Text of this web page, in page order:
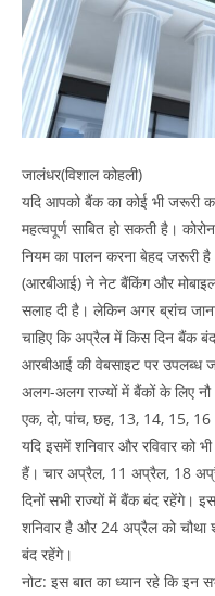
जालंधर(विशाल कोहली)
यदि आपको बैंक का कोई भी जरूरी
महत्वपूर्ण साबित हो सकती है।
नियम का पालन करना बेहद जरूरी
(आरबीआई) ने नेट बैंकिंग और
सलाह दी है। लेकिन अगर ब्रांच
चाहिए कि अप्रैल में किस दिन बैंक
आरबीआई की वेबसाइट पर उपलब्ध
अलग-अलग राज्यों में बैंकों के लिए नौ
एक, दो, पांच, छह, 13, 14, 15,
यदि इसमें शनिवार और रविवार को
हैं। चार अप्रैल, 11 अप्रैल, 18
दिनों सभी राज्यों में बैंक बंद रहेंगे।
शनिवार है और 24 अप्रैल को चौथा
बंद रहेंगे।
नोट: इस बात का ध्यान रहे कि इन